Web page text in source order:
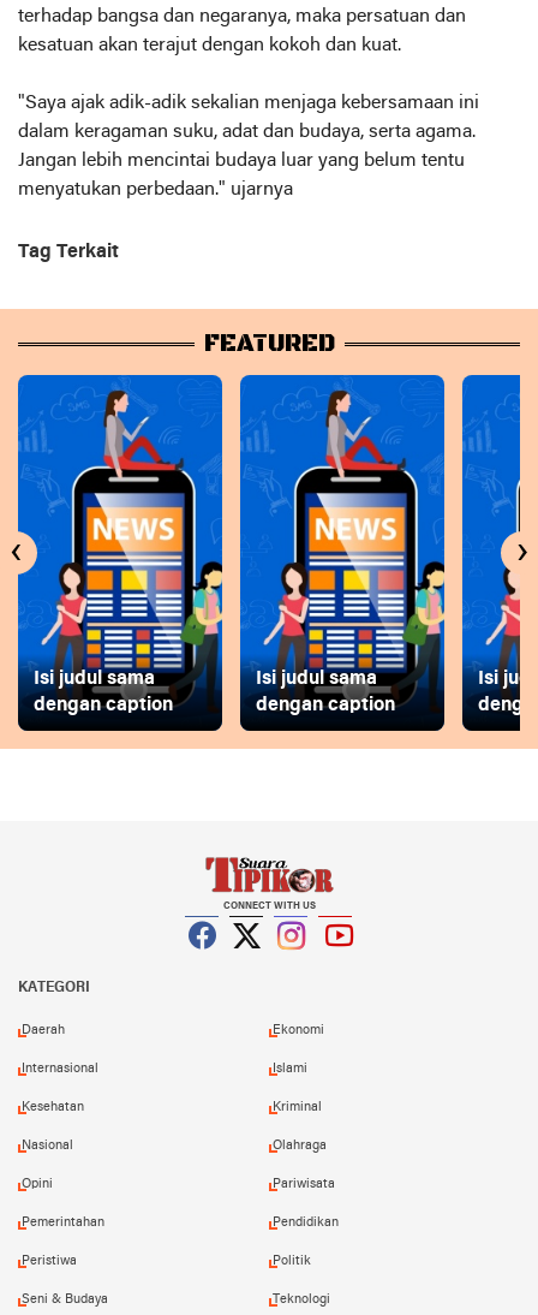
terhadap bangsa dan negaranya, maka persatuan dan
kesatuan akan terajut dengan kokoh dan kuat.
"Saya ajak adik-adik sekalian menjaga kebersamaan ini
dalam keragaman suku, adat dan budaya, serta agama.
Jangan lebih mencintai budaya luar yang belum tentu
menyatukan perbedaan." ujarnya
Tag Terkait
FEATURED
Isi judul sama
dengan caption
Isi judul sama
dengan caption
Isi
‹ ›
CONNECT WITH US
KATEGORI
Daerah Ekonomi
Internasional Islami
Kesehatan Kriminal
Nasional Olahraga
Opini Pariwisata
Pemerintahan Pendidikan
Peristiwa Politik
Seni & Budaya Teknologi